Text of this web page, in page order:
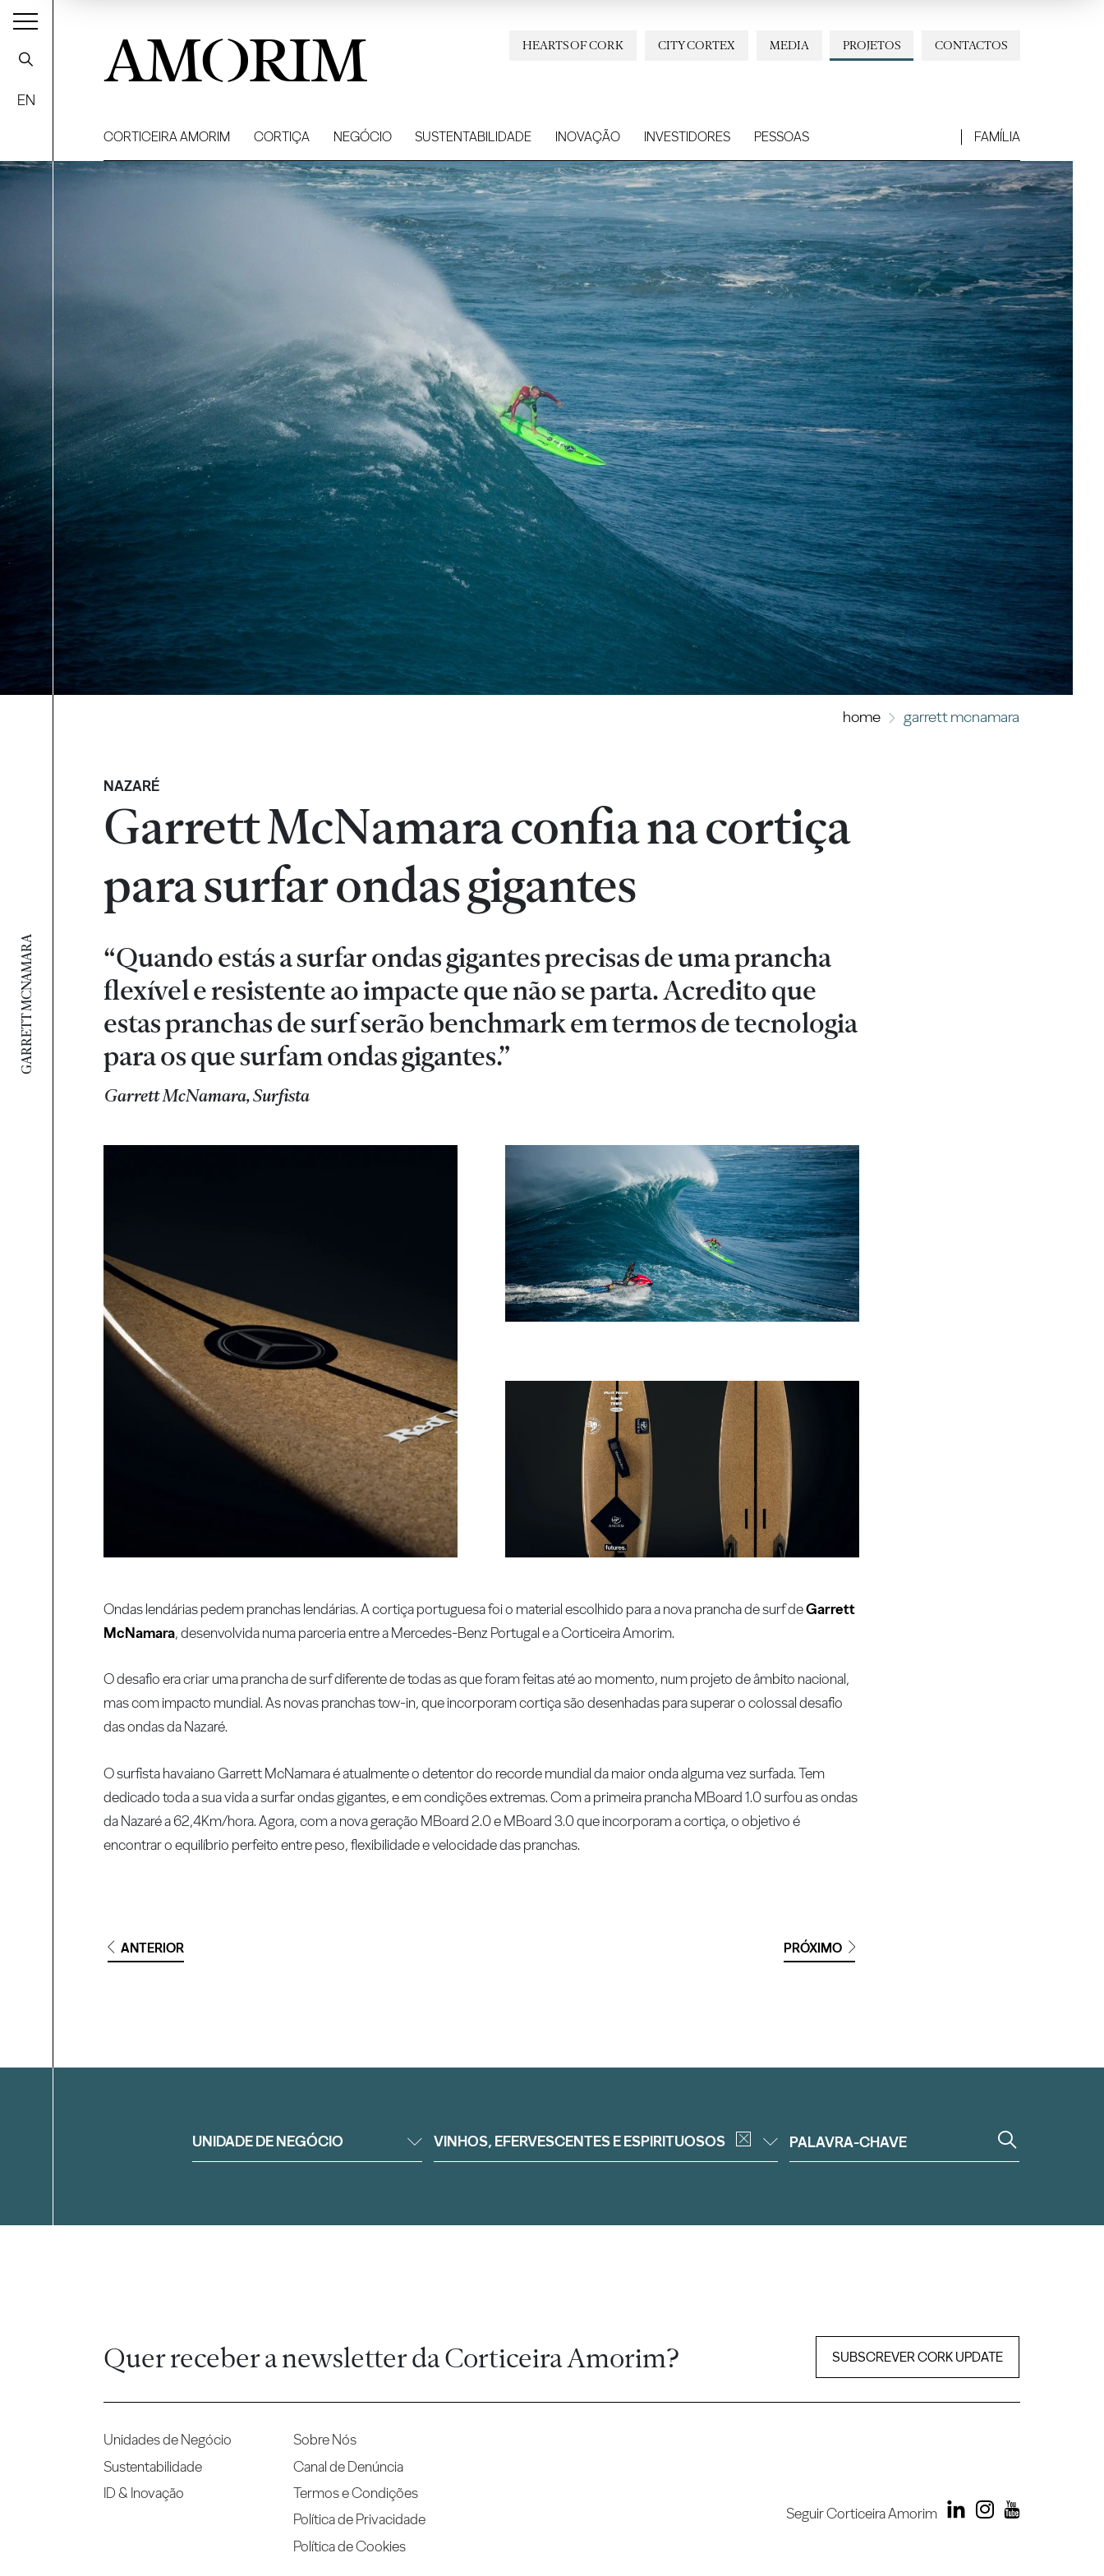
GARRETT MCNAMARA
EN
AMORIM CONTACTOS
PROJETOS
MEDIA
CITY CORTEX
HEARTS OF CORK
CORTICEIRA AMORIM CORTIÇA NEGÓCIO SUSTENTABILIDADE INOVAÇÃO INVESTIDORES PESSOAS FAMÍLIA
home garrett mcnamara
NAZARÉ
Garrett McNamara confia na cortiça
para surfar ondas gigantes
“Quando estás a surfar ondas gigantes precisas de uma prancha
flexível e resistente ao impacte que não se parta. Acredito que
estas pranchas de surf serão benchmark em termos de tecnologia
para os que surfam ondas gigantes.”
Garrett McNamara, Surfista
Ondas lendárias pedem pranchas lendárias. A cortiça portuguesa foi o material escolhido para a nova prancha de surf deGarrett
McNamara, desenvolvida numa parceria entre a Mercedes-Benz Portugal e a Corticeira Amorim.
O desafio era criar uma prancha de surf diferente de todas as que foram feitas até ao momento, num projeto de âmbito nacional,
mas com impacto mundial. As novas pranchas tow-in, que incorporam cortiça são desenhadas para superar o colossal desafio
das ondas da Nazaré.
O surfista havaiano Garrett McNamara é atualmente o detentor do recorde mundial da maior onda alguma vez surfada. Tem
dedicado toda a sua vida a surfar ondas gigantes, e em condições extremas. Com a primeira prancha MBoard 1.0 surfou as ondas
da Nazaré a 62,4Km/hora. Agora, com a nova geração MBoard 2.0 e MBoard 3.0 que incorporam a cortiça, o objetivo é
encontrar o equilíbrio perfeito entre peso, flexibilidade e velocidade das pranchas.
ANTERIOR PRÓXIMO
FiltrarUNIDADE DE NEGÓCIO VINHOS, EFERVESCENTES E ESPIRITUOSOS
Quer receber a newsletter da Corticeira Amorim? SUBSCREVER CORK UPDATE
Unidades de Negócio
Sustentabilidade
ID & Inovação
Sobre Nós
Canal de Denúncia
Termos e Condições
Política de Privacidade
Política de Cookies
Seguir Corticeira Amorim